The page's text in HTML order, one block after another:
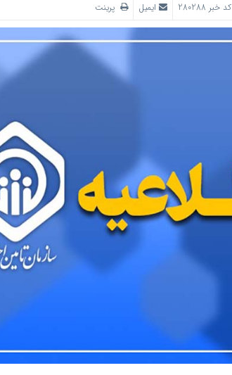
کد خبر 280288 ایمیل پرینت